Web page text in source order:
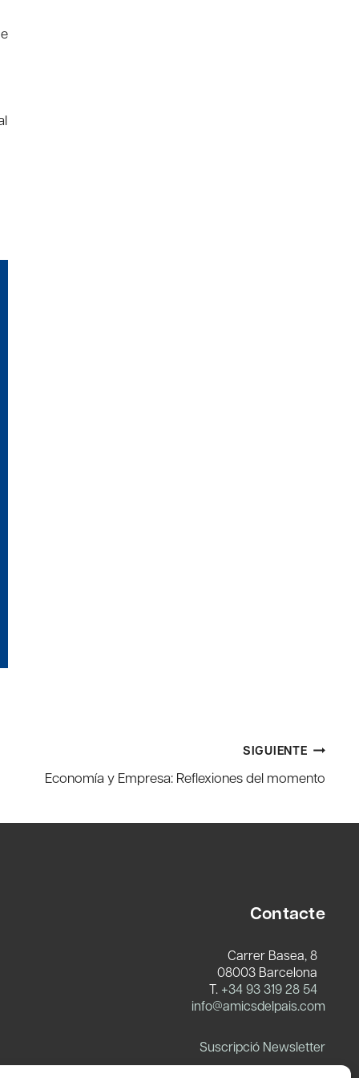
SIGUIENTE
Economía y Empresa: Reflexiones del momento
Contacte
Carrer Basea, 8
08003 Barcelona
T. +34 93 319 28 54
info@amicsdelpais.com
Suscripció Newsletter